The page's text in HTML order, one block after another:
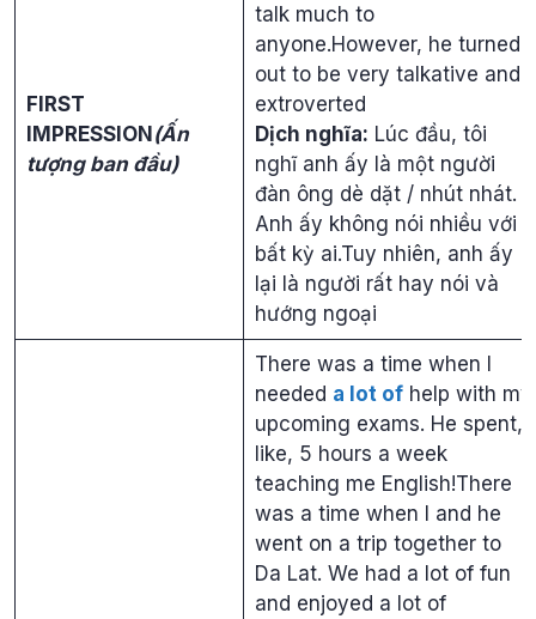
FIRST
IMPRESSION(Ấn
tượng ban đầu)
talk much to
anyone.However, he turned
out to be very talkative and
extroverted
Dịch nghĩa: Lúc đầu, tôi
nghĩ anh ấy là một người
đàn ông dè dặt / nhút nhát.
Anh ấy không nói nhiều với
bất kỳ ai.Tuy nhiên, anh ấy
lại là người rất hay nói và
hướng ngoại
There was a time when I
needed a lot ofhelp with my
upcoming exams. He spent,
like, 5 hours a week
teaching me English!There
was a time when I and he
went on a trip together to
Da Lat. We had a lot of fun
and enjoyed a lot of